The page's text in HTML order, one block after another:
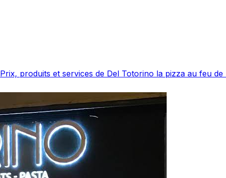
Prix, produits et services de Del Totorino la pizza au feu de